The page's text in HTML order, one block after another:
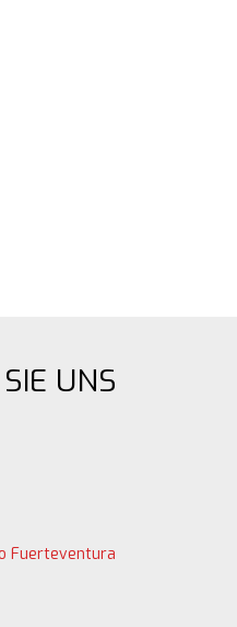
SIE UNS
Fuerteventura